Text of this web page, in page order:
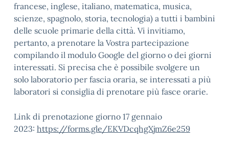
francese, inglese, italiano, matematica, musica,
scienze, spagnolo, storia, tecnologia) a tutti i bambini
delle scuole primarie della città. Vi invitiamo,
pertanto, a prenotare la Vostra partecipazione
compilando il modulo Google del giorno o dei giorni
interessati. Si precisa che è possibile svolgere un
solo laboratorio per fascia oraria, se interessati a più
laboratori si consiglia di prenotare più fasce orarie.
Link di prenotazione giorno 17 gennaio
2023: https://forms.gle/EKVDcqhgXjmZ6e259